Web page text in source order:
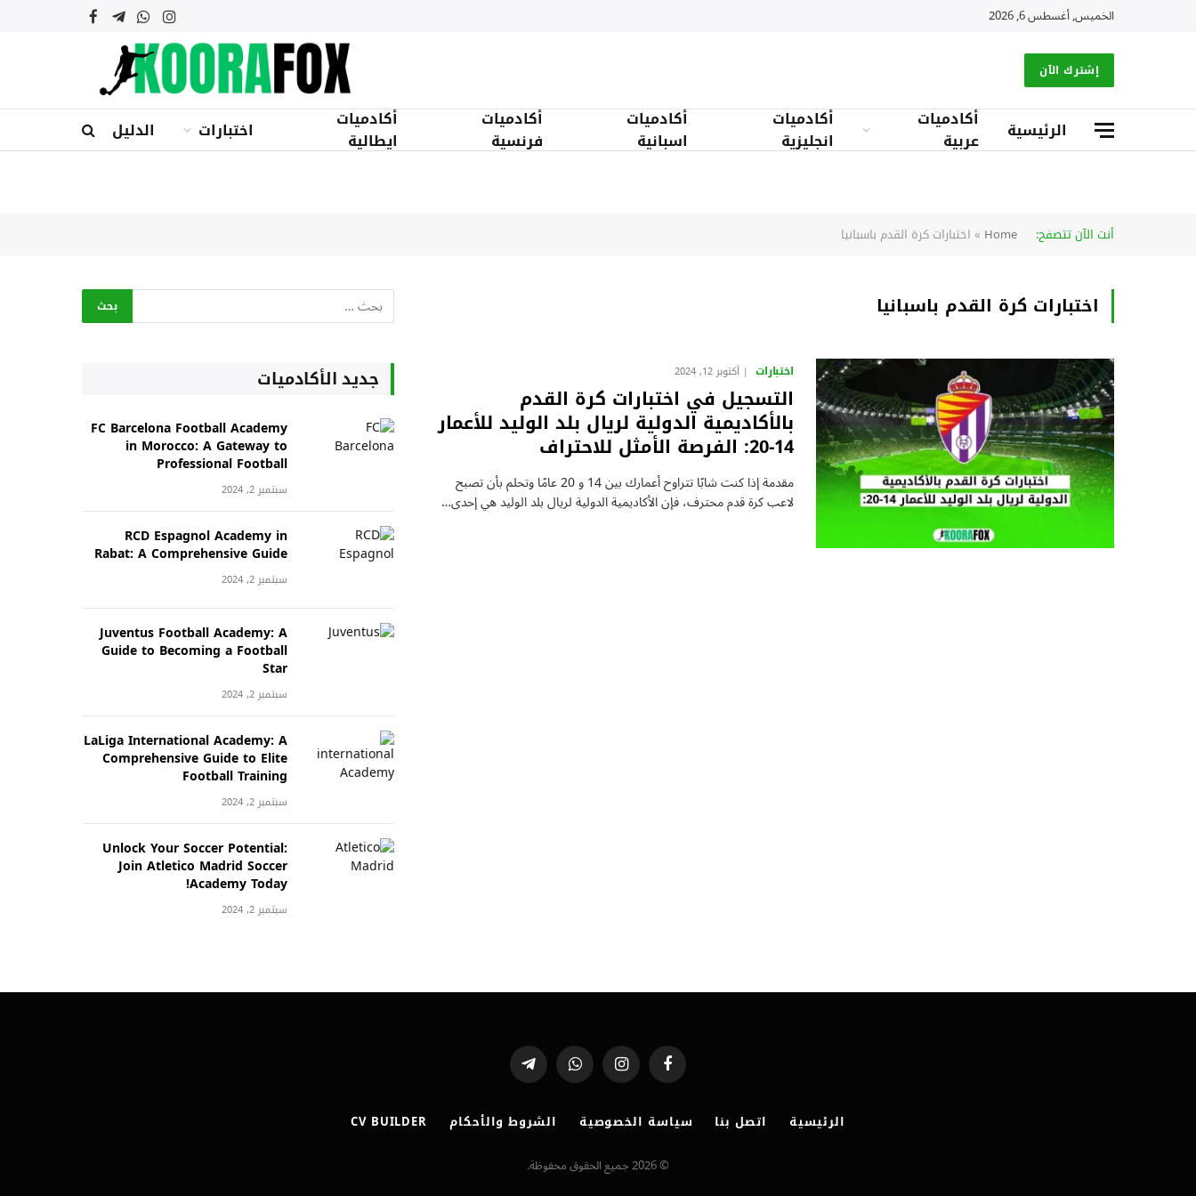
الخميس, أغسطس 6, 2026 الانستغرام
واتسابتيلقرامفيسبوك
إشترك الآن
الرئيسية
أكادميات
عربية
أكادميات
انجليزية
أكادميات
اسبانية
أكادميات
فرنسية
أكادميات
ايطالية
اختبارات الدليل
أنت الآن تتصفح: Home
» اختبارات كرة القدم باسبانيا
اختبارات كرة القدم باسبانيا
اختبارات أكتوبر 12, 2024
التسجيل في اختبارات كرة القدم
بالأكاديمية الدولية لريال بلد الوليد للأعمار
14-20: الفرصة الأمثل للاحتراف
مقدمة إذا كنت شابًا تتراوح أعمارك بين 14 و 20 عامًا وتحلم بأن تصبح
لاعب كرة قدم محترف، فإن الأكاديمية الدولية لريال بلد الوليد هي إحدى…
جديد الأكادميات
FC Barcelona Football Academy
in Morocco: A Gateway to
Professional Football
سبتمبر 2, 2024
RCD Espagnol Academy in
Rabat: A Comprehensive Guide
سبتمبر 2, 2024
Juventus Football Academy: A
Guide to Becoming a Football
Star
سبتمبر 2, 2024
LaLiga International Academy: A
Comprehensive Guide to Elite
Football Training
سبتمبر 2, 2024
Unlock Your Soccer Potential:
Join Atletico Madrid Soccer
Academy Today!
سبتمبر 2, 2024
فيسبوك الانستغرامواتساب تيلقرام
الرئيسية اتصل بنا سياسة الخصوصية الشروط والأحكام CV BUILDER
© 2026 جميع الحقوق محفوظة.